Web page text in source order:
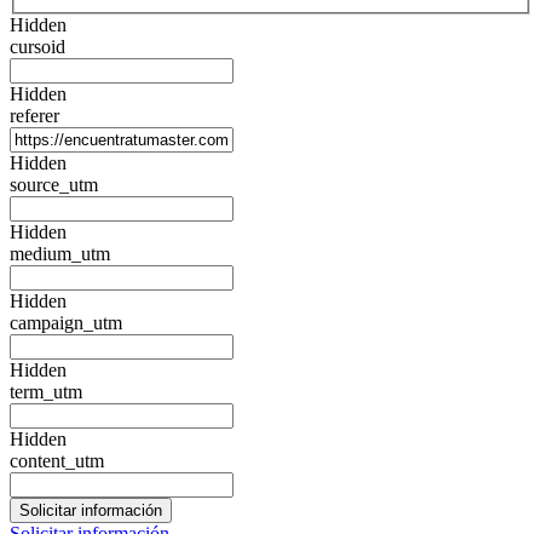
Hidden
cursoid
Hidden
referer
Hidden
source_utm
Hidden
medium_utm
Hidden
campaign_utm
Hidden
term_utm
Hidden
content_utm